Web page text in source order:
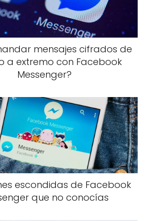
mensajes cifrados de
a extremo con Facebook
Messenger?
escondidas de Facebook
que no conocías